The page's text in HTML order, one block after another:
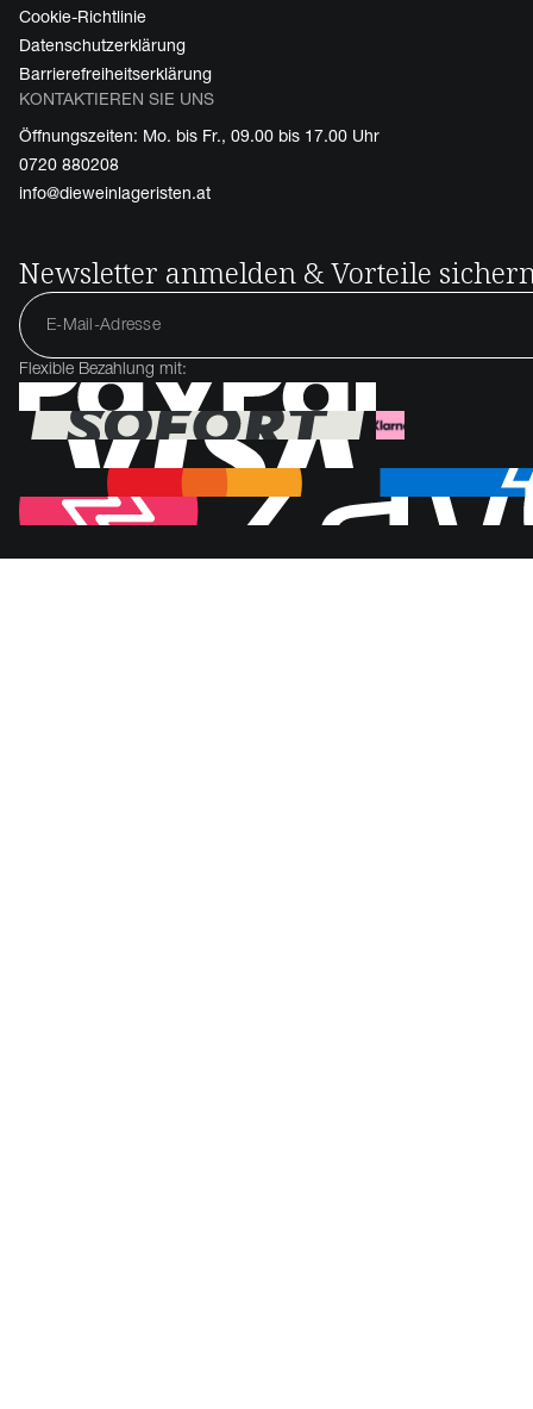
Cookie-Richtlinie
Datenschutzerklärung
Barrierefreiheitserklärung
KONTAKTIEREN SIE UNS
Öffnungszeiten: Mo. bis Fr., 09.00 bis 17.00 Uhr
0720 880208
info@dieweinlageristen.at
Newsletter anmelden & Vorteile
Flexible Bezahlung mit: